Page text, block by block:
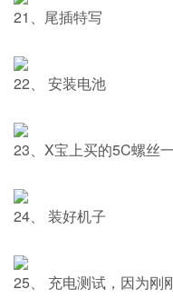
21、尾插特写
22、 安装电池
23、X宝上买的5C螺丝
24、 装好机子
25、 充电测试，因为刚